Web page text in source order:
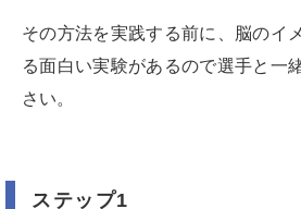
その方法を実践する前に、脳のイ
る面白い実験があるので選手と一
さい。
ステップ1